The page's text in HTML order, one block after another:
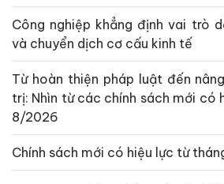
Công nghiệp khẳng định vai trò
và chuyển dịch cơ cấu kinh tế
Từ hoàn thiện pháp luật đến
trị: Nhìn từ các chính sách mới có
8/2026
Chính sách mới có hiệu lực từ